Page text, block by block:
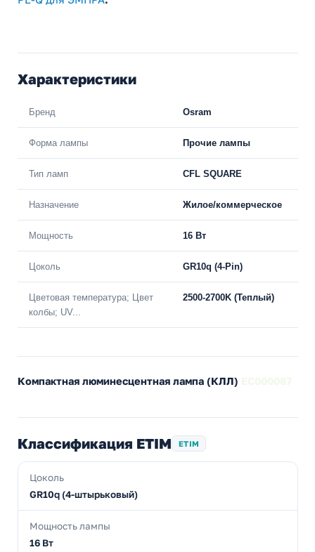
Характеристики
Бренд Osram
Форма лампы Прочие лампы
Тип ламп CFL SQUARE
Назначение Жилое/коммерческое
Мощность 16 Вт
Цоколь GR10q (4-Pin)
Цветовая температура; Цвет
колбы; UV...
2500-2700K (Теплый)
Компактная люминесцентная лампа (КЛЛ)
Классификация ETIM ETIM
Цоколь
GR10q (4-штырьковый)
Мощность лампы
16 Вт